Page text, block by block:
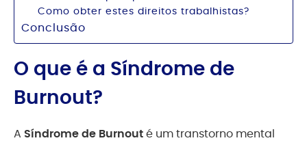
Como obter estes direitos trabalhistas?
Conclusão
O que é a Síndrome de
Burnout?
A Síndrome de Burnouté um transtorno mental